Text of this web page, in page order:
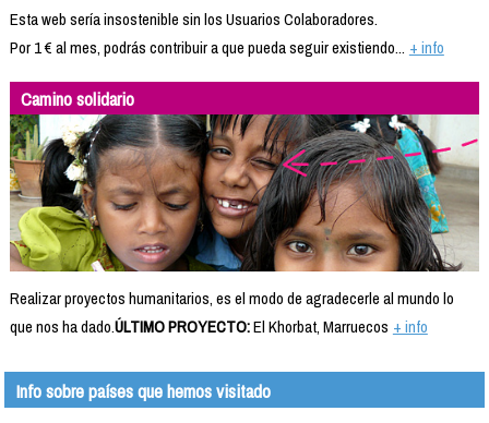
Esta web sería insostenible sin los Usuarios Colaboradores.
Por 1 € al mes, podrás contribuir a que pueda seguir existiendo... + info
Camino solidario
Realizar proyectos humanitarios, es el modo de agradecerle al mundo lo
que nos ha dado.ÚLTIMO PROYECTO:El Khorbat, Marruecos + info
Info sobre países que hemos visitado